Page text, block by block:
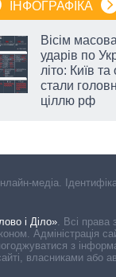
ІНФОГРАФІКА
Вісім
ударів по
літо: Київ
стали
ціллю рф
медіа.
і Діло». Всі права
Адміністрація
з
власниками або